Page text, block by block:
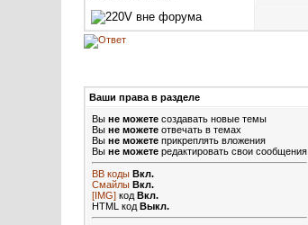
Ваши права в разделе
Вы не можете создавать новые темы
Вы не можете отвечать в темах
Вы не можете прикреплять вложения
Вы не можете редактировать свои сообщения
BB коды Вкл.
Смайлы Вкл.
[IMG] код Вкл.
HTML код Выкл.